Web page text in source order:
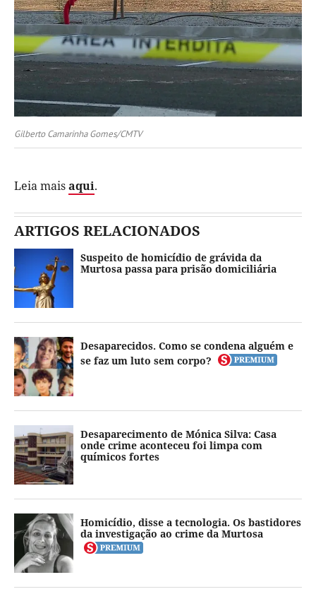
Gilberto Camarinha Gomes/CMTV
Leia maisaqui.
ARTIGOS RELACIONADOS
Suspeito de homicídio de grávida da
Murtosa passa para prisão domiciliária
Desaparecidos. Como se condena alguém e
se faz um luto sem corpo?
Desaparecimento de Mónica Silva: Casa
onde crime aconteceu foi limpa com
químicos fortes
Homicídio, disse a tecnologia. Os bastidores
da investigação ao crime da Murtosa